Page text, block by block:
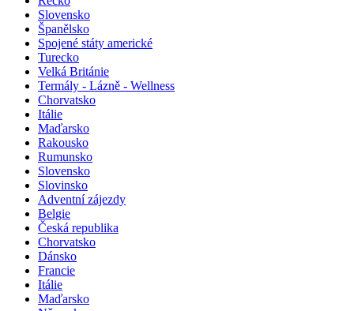
Slovensko
Španělsko
Spojené státy americké
Turecko
Velká Británie
Termály - Lázně - Wellness
Chorvatsko
Itálie
Maďarsko
Rakousko
Rumunsko
Slovensko
Slovinsko
Adventní zájezdy
Belgie
Česká republika
Chorvatsko
Dánsko
Francie
Itálie
Maďarsko